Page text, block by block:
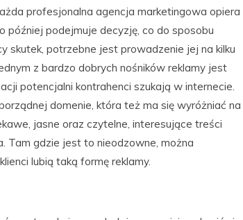
profesjonalna agencja marketingowa opiera
później podejmuje decyzję, co do sposobu
skutek, potrzebne jest prowadzenie jej na kilku
z bardzo dobrych nośników reklamy jest
potencjalni kontrahenci szukają w internecie.
domenie, która też ma się wyróżniać na
jasne oraz czytelne, interesujące treści
Tam gdzie jest to nieodzowne, można
lubią taką formę reklamy.